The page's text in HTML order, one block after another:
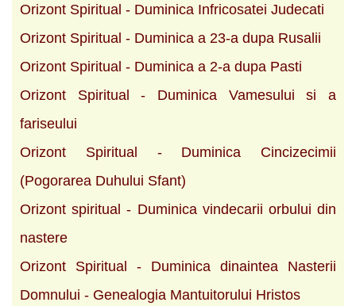
Orizont Spiritual - Duminica Infricosatei Judecati
Orizont Spiritual - Duminica a 23-a dupa Rusalii
Orizont Spiritual - Duminica a 2-a dupa Pasti
Orizont Spiritual - Duminica Vamesului si a
fariseului
Orizont Spiritual - Duminica Cincizecimii
(Pogorarea Duhului Sfant)
Orizont spiritual - Duminica vindecarii orbului din
nastere
Orizont Spiritual - Duminica dinaintea Nasterii
Domnului - Genealogia Mantuitorului Hristos